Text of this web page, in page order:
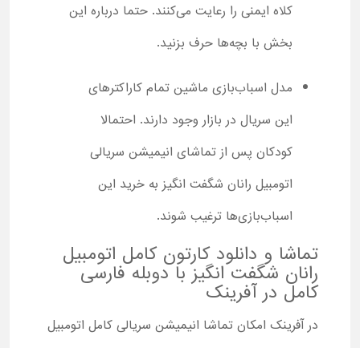
کلاه ایمنی را رعایت می‌کنند. حتما درباره این
بخش با بچه‌ها حرف بزنید.
مدل اسباب‌بازی ماشین تمام کاراکترهای
این سریال در بازار وجود دارند. احتمالا
کودکان پس از تماشای انیمیشن سریالی
اتومبیل رانان شگفت انگیز به خرید این
اسباب‌بازی‌ها ترغیب شوند.
تماشا و دانلود کارتون کامل اتومبیل
رانان شگفت انگیز با دوبله فارسی
کامل در آفرینک
در آفرینک امکان تماشا انیمیشن سریالی کامل اتومبیل